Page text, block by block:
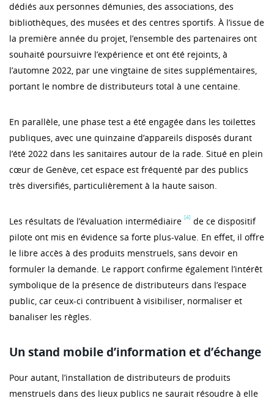
dédiés aux personnes démunies, des associations, des
bibliothèques, des musées et des centres sportifs. À l’issue de
la première année du projet, l’ensemble des partenaires ont
souhaité poursuivre l’expérience et ont été rejoints, à
l’automne 2022, par une vingtaine de sites supplémentaires,
portant le nombre de distributeurs total à une centaine.
En parallèle, une phase test a été engagée dans les toilettes
publiques, avec une quinzaine d’appareils disposés durant
l’été 2022 dans les sanitaires autour de la rade. Situé en plein
cœur de Genève, cet espace est fréquenté par des publics
très diversifiés, particulièrement à la haute saison.
Les résultats de l’évaluation intermédiaire [4] de ce dispositif
pilote ont mis en évidence sa forte plus-value. En effet, il offre
le libre accès à des produits menstruels, sans devoir en
formuler la demande. Le rapport confirme également l’intérêt
symbolique de la présence de distributeurs dans l’espace
public, car ceux-ci contribuent à visibiliser, normaliser et
banaliser les règles.
Un stand mobile d’information et d’échange
Pour autant, l’installation de distributeurs de produits
menstruels dans des lieux publics ne saurait résoudre à elle